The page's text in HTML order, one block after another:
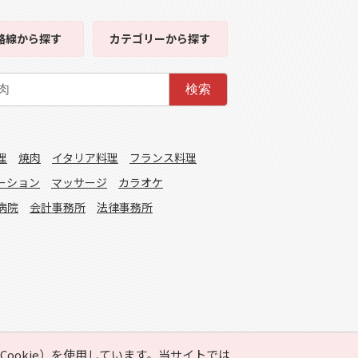
）を使用しています。当サイトでは
線から探す カテゴリーから探す
検索
焼肉 イタリア料理
フランス料理
ション マッサージ
カラオケ
院 会計事務所 法律事務所